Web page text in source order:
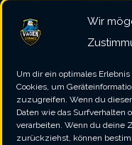
Wir
Um dir ein optimales
Cookies, um
zuzugreifen. Wenn du
Daten wie das Surfverhalten
verarbeiten. Wenn du deine
zurückziehst, können